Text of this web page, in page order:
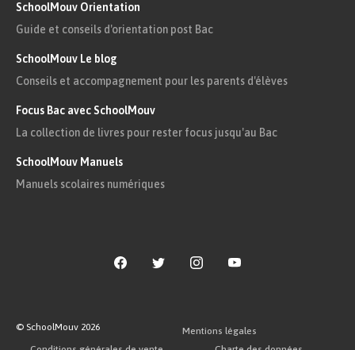
SchoolMouv Orientation
Guide et conseils d'orientation post Bac
SchoolMouv Le blog
Conseils et accompagnement pour les parents d'élèves
Focus Bac avec SchoolMouv
La collection de livres pour rester focus jusqu'au Bac
SchoolMouv Manuels
Manuels scolaires numériques
© SchoolMouv 2026
Mentions légales